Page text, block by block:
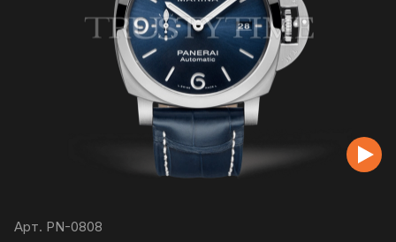
Арт. PN-0808